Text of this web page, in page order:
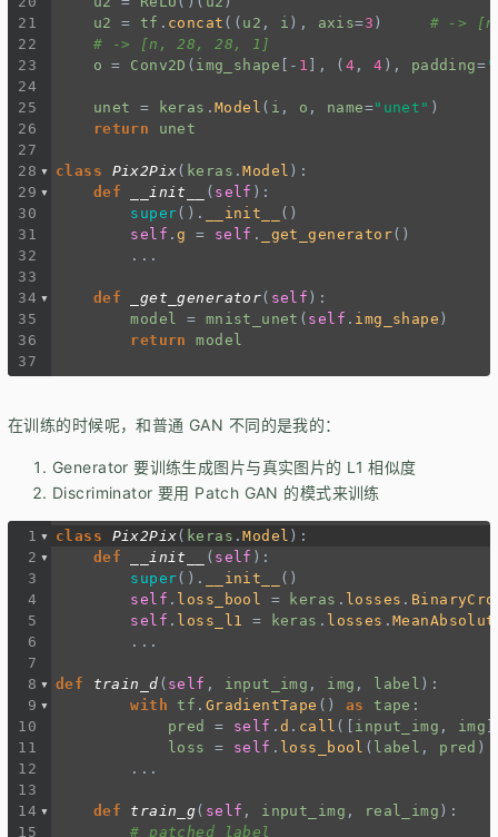
21
u2 = tf . concat (( u2 , i ), axis=3 ) # ->
22
# -> [n, 28, 28, 1]
23
o = Conv2D ( img_shape - 1 ], ( 4 , 4 ), padding=
24
25
unet = keras .Model ( i , o , name="unet" )
26
return
unet
27
28
class Pix2Pix( keras .Model ):
29
def __init__ ( self ):
30
super(). __init__
()
31
self .g = self . _get_generator()
32
...
33
34
def _get_generator( self ):
35
model = mnist_unet ( self . img_shape )
36
return
model
37
在训练的时候呢，和普通 GAN 不同的是我的：
Generator 要训练生成图片与真实图片的 L1 相似度
Discriminator 要用 Patch GAN 的模式来训练
1 class Pix2Pix( keras .Model ):
2
def __init__ ( self ):
3
super(). __init__
()
4
self . loss_bool = keras . losses .
5
self . loss_l1 = keras . losses .
6
...
7
8
def train_d ( self , input_img , img , label ):
9
with tf . GradientTape () as tape :
10
pred = self . d . call ([ input_img , img
11
loss = self . loss_bool ( label , pred )
12
...
13
14
def train_g( self , input_img , real_img ):
15
# patched label